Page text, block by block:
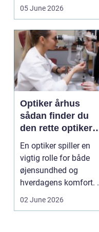
05 June 2026
Optiker århus
sådan finder du
den rette optiker i
byen
En optiker spiller en
vigtig rolle for både
øjensundhed og
hverdagens komfort. I
02 June 2026